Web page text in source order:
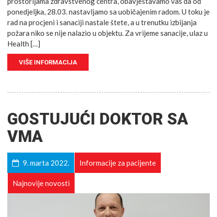
ponedjeljka, 28.03. nastavljamo sa uobičajenim radom. U toku je
rad na procjeni i sanaciji nastale štete, a u trenutku izbijanja
požara niko se nije nalazio u objektu. Za vrijeme sanacije, ulaz u
Health […]
VIŠE INFORMACIJA
GOSTUJUĆI DOKTOR SA
VMA
9. marta 2022. Informacije za pacijente
Najnovije novosti